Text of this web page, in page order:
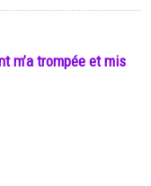
m’a trompée et mis